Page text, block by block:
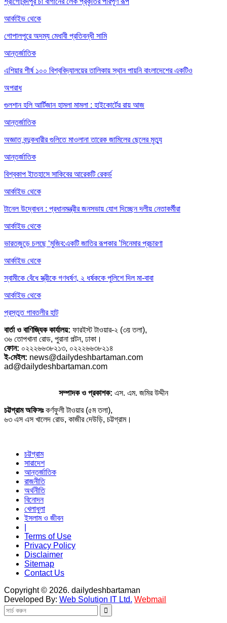
আর্কাইভ থেকে
গোপালপুরে অদম্য মেধাবী প্রতিবন্ধী সামি
আন্তর্জাতিক
এশিয়ার শীর্ষ ১০০ বিশ্ববিদ্যালয়ের তালিকায় স্থান পায়নি বাংলাদেশের একটিও
অপরাধ
গুলশান হলি আর্টিজান হামলা মামলা : হাইকোর্টের রায় আজ
আন্তর্জাতিক
অজ্ঞাত বন্দুকধারীর গুলিতে মাওলানা তারেক জামিলের ছেলের মৃত্যু
আন্তর্জাতিক
বিশ্বকাপ ইাতহাসে সাকিবের আরেকটি রেকর্ড
আর্কাইভ থেকে
টানেল উদ্বোধন : প্রধানমন্ত্রীর জনসভায় যোগ দিচ্ছেন দলীয় নেতাকর্মীরা
আর্কাইভ থেকে
ভারতজুড়ে চলছে ‘মুজিব:একটি জাতির রূপকার ’সিনেমার প্রচারণা
আর্কাইভ থেকে
স্বামীকে বেঁধে স্ত্রীকে গণধর্ষণ, ২ ধর্ষককে পুলিশে দিল মা-বাবা
আর্কাইভ থেকে
প্রস্তুত গাবতলীর হাট
বার্তা ও বাণিজ্যিক কার্যালয়: ফারইস্ট টাওয়ার-২ (৩য় তলা),
৩৬ তোপখানা রোড, পুরানা পল্টন, ঢাকা।
ফোন: ০২২২৬৬৩৮২১৩, ০২২২৬৬৩৮২১৪
ই-মেইল: news@dailydeshbartaman.com
ad@dailydeshbartaman.com
সম্পাদক ও প্রকাশক: এস. এম. জমির উদ্দীন
চট্টগ্রাম অফিসঃকর্ণফুলী টাওয়ার (৫ম তলা),
৬৩ এস এস খালেদ রোড, কাজীর দেউড়ি, চট্টগ্রাম।
চট্টগ্রাম
সারাদেশ
আন্তর্জাতিক
রাজনীতি
অর্থনীতি
বিনোদন
খেলাধুলা
ইসলাম ও জীবন
Terms of Use
Privacy Policy
Disclaimer
Sitemap
Contact Us
Copyright © 2026. dailydeshbartaman
Developed By: Web Solution IT Ltd. Webmail